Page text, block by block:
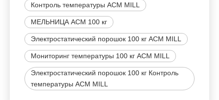
Контроль температуры ACM MILL
МЕЛЬНИЦА ACM 100 кг
Электростатический порошок 100 кг ACM MILL
Мониторинг температуры 100 кг ACM MILL
Электростатический порошок 100 кг Контроль
температуры ACM MILL